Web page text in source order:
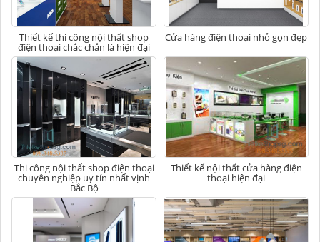
Thiết kế thi công nội thất shop
điện thoại chắc chắn là hiện đại
Cửa hàng điện thoại nhỏ gọn đẹp
Thi công nội thất shop điện thoại
chuyên nghiệp uy tín nhất vịnh
Bắc Bộ
Thiết kế nội thất cửa hàng điện
thoại hiện đại